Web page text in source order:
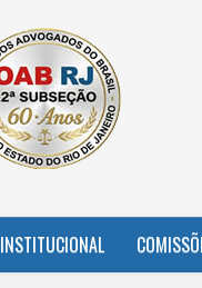
INSTITUCIONAL